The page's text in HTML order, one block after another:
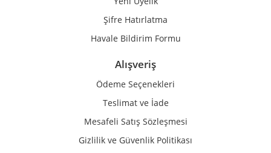
Gönder
Şifre Hatırlatma
Havale Bildirim Formu
Alışveriş
Ödeme Seçenekleri
Teslimat ve İade
Mesafeli Satış Sözleşmesi
Gizlilik ve Güvenlik Politikası